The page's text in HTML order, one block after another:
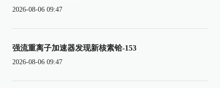
2026-08-06 09:47
强流重离子加速器发现新核素铪-153
2026-08-06 09:47